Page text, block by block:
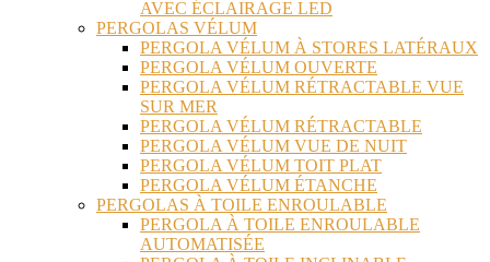
AVEC ÉCLAIRAGE LED
PERGOLAS VÉLUM
PERGOLA VÉLUM À STORES LATÉRAUX
PERGOLA VÉLUM OUVERTE
PERGOLA VÉLUM RÉTRACTABLE VUE
SUR MER
PERGOLA VÉLUM RÉTRACTABLE
PERGOLA VÉLUM VUE DE NUIT
PERGOLA VÉLUM TOIT PLAT
PERGOLA VÉLUM ÉTANCHE
PERGOLAS À TOILE ENROULABLE
PERGOLA À TOILE ENROULABLE
AUTOMATISÉE